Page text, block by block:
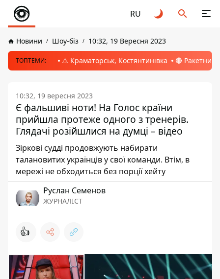
RU
Новини Шоу-біз 10:32, 19 Вересня 2023
ТОПТЕМИ: ⚠️ Краматорськ, Костянтинівка 🔴 Ракетний
10:32, 19 вересня 2023
Є фальшиві ноти! На Голос країни
прийшла протеже одного з тренерів.
Глядачі розійшлися на думці – відео
Зіркові судді продовжують набирати
талановитих українців у свої команди. Втім, в
мережі не обходиться без порції хейту
Руслан Семенов
ЖУРНАЛІСТ
👍